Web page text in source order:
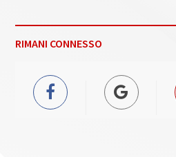
RIMANI CONNESSO